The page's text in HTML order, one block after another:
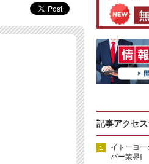
記事アクセ
イトーヨ
パー業界]